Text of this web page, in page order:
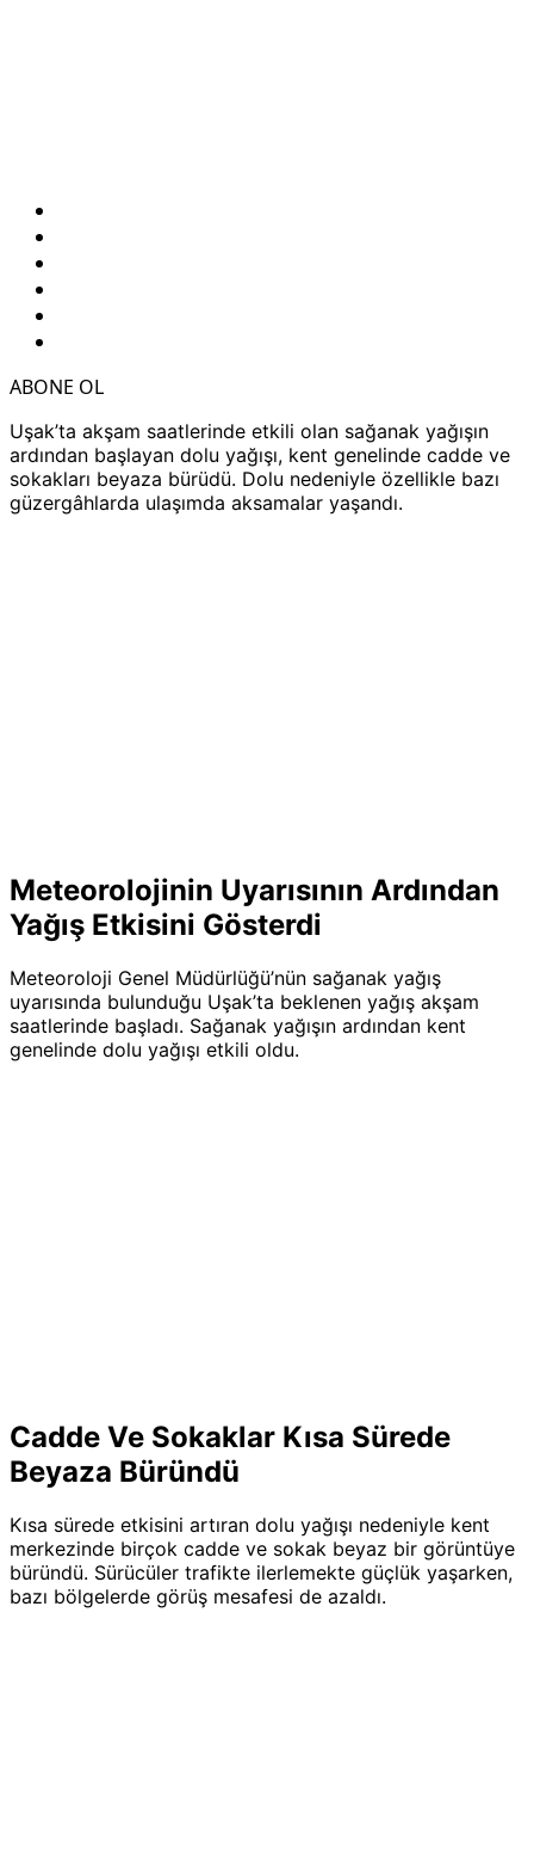
ABONE OL
Uşak’ta akşam saatlerinde etkili olan sağanak yağışın
ardından başlayan dolu yağışı, kent genelinde cadde ve
sokakları beyaza bürüdü. Dolu nedeniyle özellikle bazı
güzergâhlarda ulaşımda aksamalar yaşandı.
Meteorolojinin Uyarısının Ardından
Yağış Etkisini Gösterdi
Meteoroloji Genel Müdürlüğü’nün sağanak yağış
uyarısında bulunduğu Uşak’ta beklenen yağış akşam
saatlerinde başladı. Sağanak yağışın ardından kent
genelinde dolu yağışı etkili oldu.
Cadde Ve Sokaklar Kısa Sürede
Beyaza Büründü
Kısa sürede etkisini artıran dolu yağışı nedeniyle kent
merkezinde birçok cadde ve sokak beyaz bir görüntüye
büründü. Sürücüler trafikte ilerlemekte güçlük yaşarken,
bazı bölgelerde görüş mesafesi de azaldı.